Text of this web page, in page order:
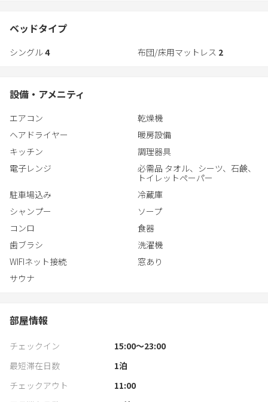
自然に囲まれた静かな場所に位置し、仕事とリラックスを兼ね備
ご用意しています。
クインリンクよりご注文または別途お問合せください。
・プライベート薪サウナ
１回5,000円
約５時間燃焼する薪の量を準備いたします。着火作業はご自身で
お願いいたします。また、季節にもよりますが、しっかりと暖ま
るまで１時間から２時間ほどかかります。
ベッドタイプ
シングル4 布団/床用マットレス 2
設備・アメニティ
エアコン
乾燥機
ヘアドライヤー
暖房設備
キッチン
調理器具
電子レンジ
必需品 タオル、シーツ、石鹸、
トイレットペーパー
駐車場込み
冷蔵庫
シャンプー
ソープ
コンロ
食器
歯ブラシ
洗濯機
WIFIネット接続
窓あり
サウナ
部屋情報
チェックイン
15:00〜23:00
最短滞在日数
1泊
チェックアウト
11:00